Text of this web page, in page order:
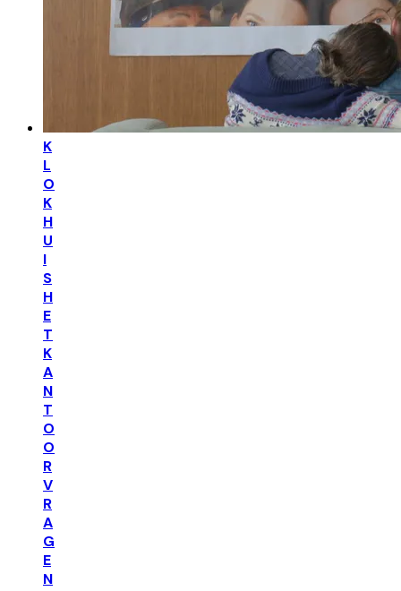
K
L
O
K
H
U
I
S
H
E
T
K
A
N
T
O
O
R
V
R
A
G
E
N